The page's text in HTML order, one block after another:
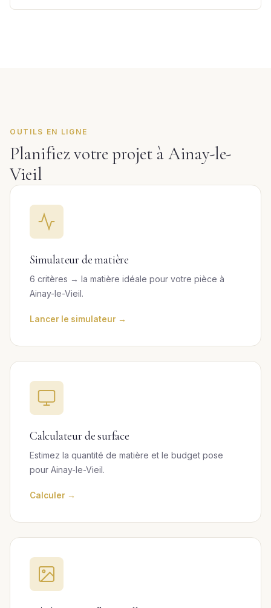
OUTILS EN LIGNE
Planifiez votre projet à Ainay-le-
Vieil
Simulateur de matière
6 critères → la matière idéale pour votre pièce à
Ainay-le-Vieil.
Lancer le simulateur →
Calculateur de surface
Estimez la quantité de matière et le budget pose
pour Ainay-le-Vieil.
Calculer →